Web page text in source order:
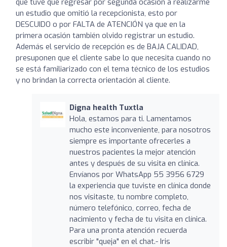
un estudio que omitió la recepcionista, esto por
DESCUIDO o por FALTA de ATENCIÓN ya que en la
primera ocasión también olvido registrar un estudio.
Además el servicio de recepción es de BAJA CALIDAD,
presuponen que el cliente sabe lo que necesita cuando no
se está familiarizado con el tema técnico de los estudios
y no brindan la correcta orientación al cliente.
Digna health Tuxtla
Hola, estamos para ti. Lamentamos
mucho este inconveniente, para nosotros
siempre es importante ofrecerles a
nuestros pacientes la mejor atención
antes y después de su visita en clínica.
Envíanos por WhatsApp 55 3956 6729
la experiencia que tuviste en clínica donde
nos visitaste, tu nombre completo,
número telefónico, correo, fecha de
nacimiento y fecha de tu visita en clínica.
Para una pronta atención recuerda
escribir "queja" en el chat.- Iris